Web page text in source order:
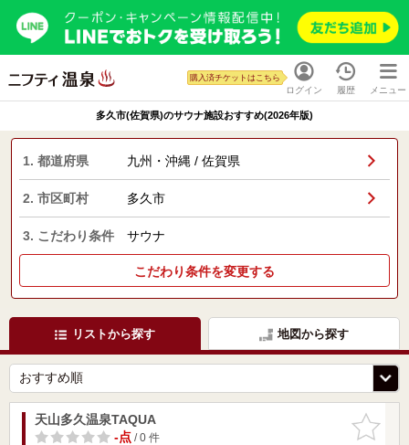
ログイン
購入済チケットはこちら
履歴 メニュー
多久市(佐賀県)のサウナ施設おすすめ(2026年版)
1. 都道府県 九州・沖縄 / 佐賀県
2. 市区町村 多久市
3. こだわり条件 サウナ
こだわり条件を変更する
リストから探す 地図から探す
お気に入
りに追加
天山多久温泉TAQUA
-点/ 0 件